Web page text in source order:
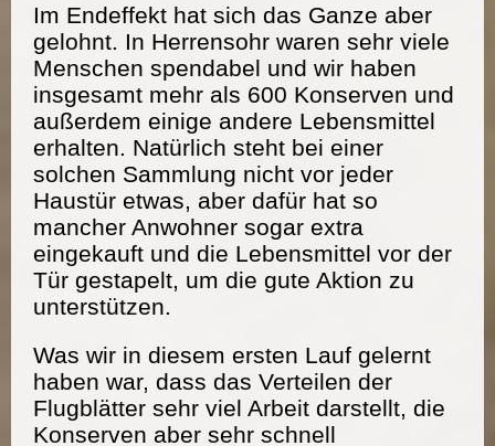
Im Endeffekt hat sich das Ganze aber
gelohnt. In Herrensohr waren sehr viele
Menschen spendabel und wir haben
insgesamt mehr als 600 Konserven und
außerdem einige andere Lebensmittel
erhalten. Natürlich steht bei einer
solchen Sammlung nicht vor jeder
Haustür etwas, aber dafür hat so
mancher Anwohner sogar extra
eingekauft und die Lebensmittel vor der
Tür gestapelt, um die gute Aktion zu
unterstützen.
Was wir in diesem ersten Lauf gelernt
haben war, dass das Verteilen der
Flugblätter sehr viel Arbeit darstellt, die
Konserven aber sehr schnell